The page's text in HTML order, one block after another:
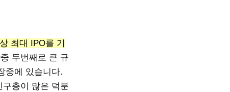
최대 IPO를 기
두번째로 큰 규
중에 있습니다.
층이 많은 덕분